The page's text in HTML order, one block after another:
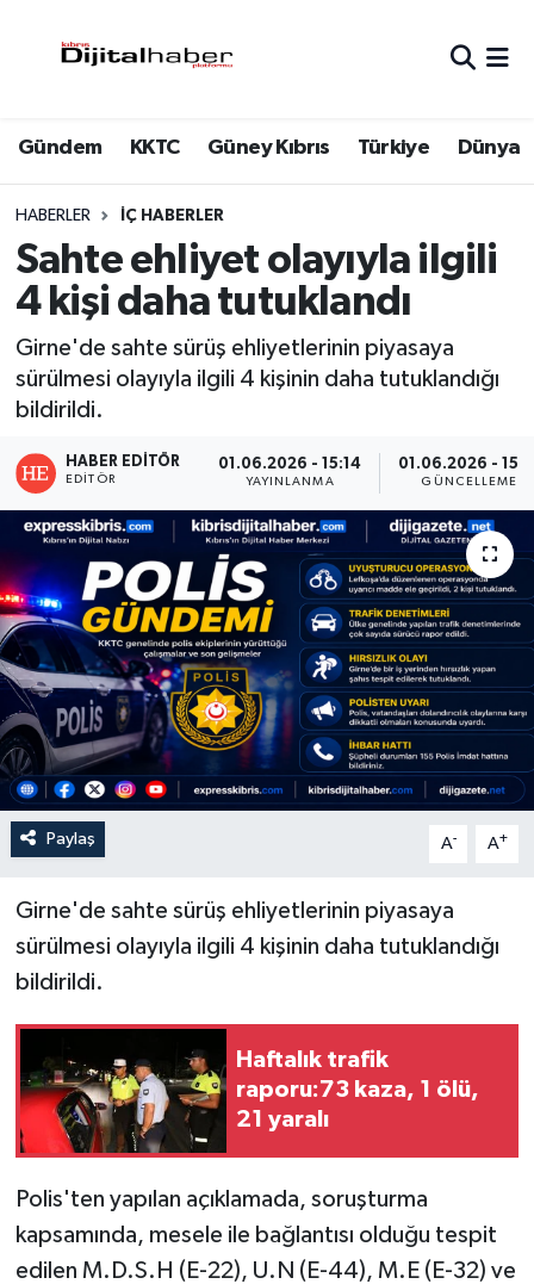
Gündem KKTC Güney Kıbrıs Türkiye Dünya
HABERLER İÇ HABERLER
Sahte ehliyet olayıyla ilgili
4 kişi daha tutuklandı
Girne'de sahte sürüş ehliyetlerinin piyasaya
sürülmesi olayıyla ilgili 4 kişinin daha tutuklandığı
bildirildi.
HABER EDITÖR
EDITÖR
01.06.2026 - 15:14
YAYINLANMA
01.06.2026 -
GÜNCELLEME
Paylaş A- A+
Girne'de sahte sürüş ehliyetlerinin piyasaya
sürülmesi olayıyla ilgili 4 kişinin daha tutuklandığı
bildirildi.
Haftalık trafik
raporu:73 kaza, 1 ölü,
21 yaralı
Polis'ten yapılan açıklamada, soruşturma
kapsamında, mesele ile bağlantısı olduğu tespit
edilen M.D.S.H (E-22), U.N (E-44), M.E (E-32) ve
Trafik Durumu
Süper Lig Puan Durumu ve Fikstür
Tüm Manşetler
Haber Arşivi